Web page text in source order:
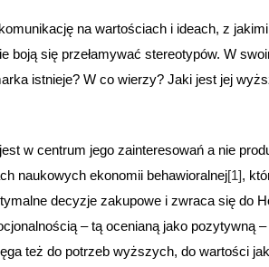
na wartościach i ideach, z jakimi
boją się przełamywać stereotypów. W
istnieje? W co wierzy? Jaki jest jej
w centrum jego zainteresowań a nie
naukowych ekonomii behawioralnej[1],
decyzje zakupowe i zwraca się do
– tą ocenianą jako pozytywną –
też do potrzeb wyższych, do wartości